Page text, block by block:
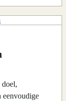
doel,
eenvoudige